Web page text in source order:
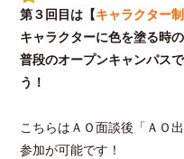
第３回目は【キャラクター
キャラクターに色を塗る時
普段のオープンキャンパス
う！
こちらはＡＯ面談後「ＡＯ
参加が可能です！